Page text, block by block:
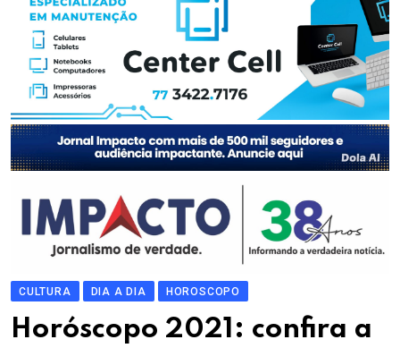
CULTURA DIA A DIA HOROSCOPO
Horóscopo 2021: confira a